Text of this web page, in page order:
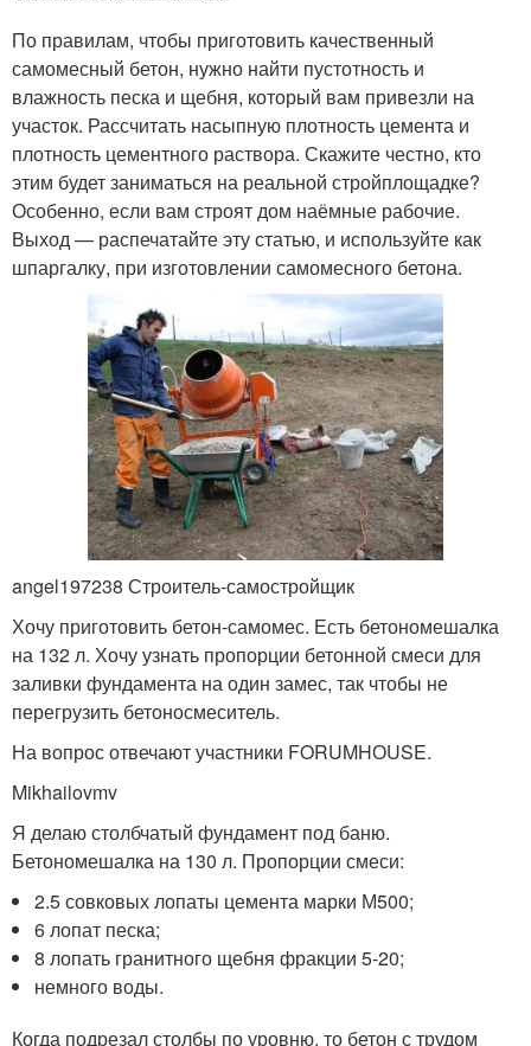
По правилам, чтобы приготовить качественный
самомесный бетон, нужно найти пустотность и
влажность песка и щебня, который вам привезли на
участок. Рассчитать насыпную плотность цемента и
плотность цементного раствора. Скажите честно, кто
этим будет заниматься на реальной стройплощадке?
Особенно, если вам строят дом наёмные рабочие.
Выход — распечатайте эту статью, и используйте как
шпаргалку, при изготовлении самомесного бетона.
angel197238 Строитель-самостройщик
Хочу приготовить бетон-самомес. Есть бетономешалка
на 132 л. Хочу узнать пропорции бетонной смеси для
заливки фундамента на один замес, так чтобы не
перегрузить бетоносмеситель.
На вопрос отвечают участники FORUMHОUSE.
Mikhailovmv
Я делаю столбчатый фундамент под баню.
Бетономешалка на 130 л. Пропорции смеси:
2.5 совковых лопаты цемента марки М500;
6 лопат песка;
8 лопать гранитного щебня фракции 5-20;
немного воды.
Когда подрезал столбы по уровню, то бетон с трудом